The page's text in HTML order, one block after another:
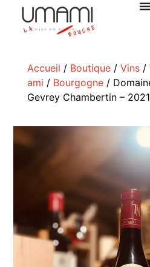
Accueil / Boutique/ Vins/
ami / Bourgogne/
Gevrey Chambertin –